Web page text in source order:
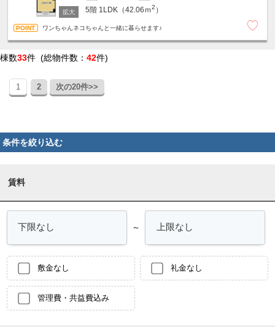
5階 1LDK（42.06ｍ2 ）
ワンちゃんネコちゃんと一緒に暮らせます♪
棟数33件 (総物件数： 42件)
1 2 次の20件>>
条件を絞り込む
賃料
～
敷金なし 礼金なし
管理費・共益費込み